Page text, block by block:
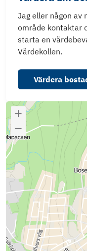
Jag eller någon av
område kontaktar
starta en
Värdekollen.
Värdera